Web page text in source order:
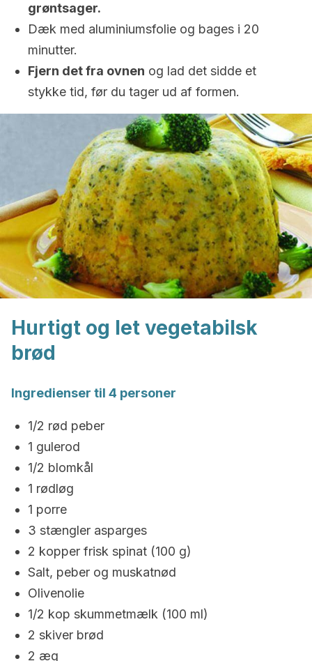
grøntsager.
Dæk med aluminiumsfolie og bages i 20
minutter.
Fjern det fra ovnen og lad det sidde et
stykke tid, før du tager ud af formen.
Hurtigt og let vegetabilsk
brød
Ingredienser til 4 personer
1/2 rød peber
1 gulerod
1/2 blomkål
1 rødløg
1 porre
3 stængler asparges
2 kopper frisk spinat (100 g)
Salt, peber og muskatnød
Olivenolie
1/2 kop skummetmælk (100 ml)
2 skiver brød
2 æg